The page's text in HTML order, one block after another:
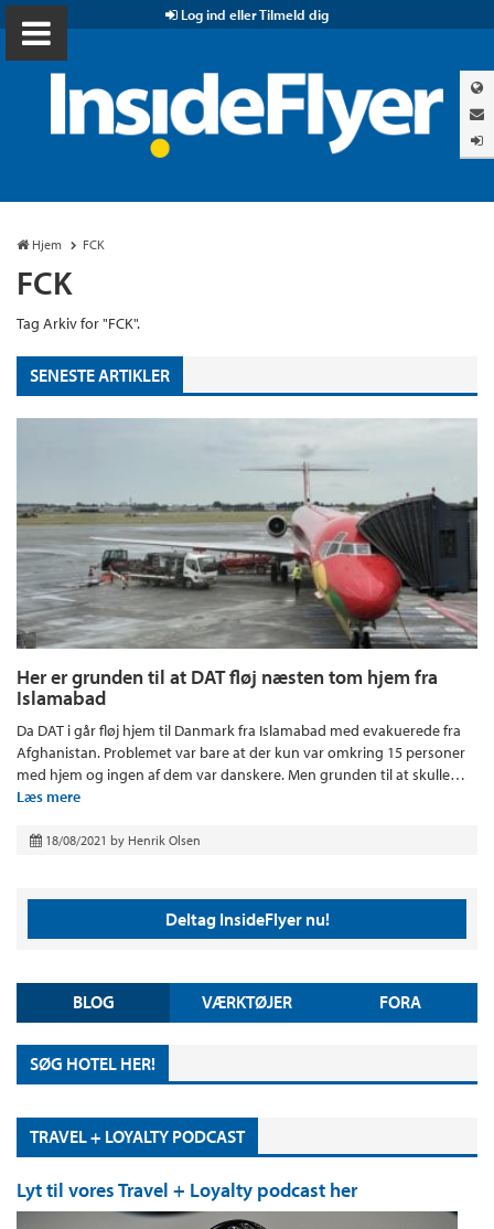
Log ind eller Tilmeld dig
Hjem FCK
FCK
Tag Arkiv for "FCK".
SENESTE ARTIKLER
Her er grunden til at DAT fløj næsten tom hjem fra
Islamabad
Da DAT i går fløj hjem til Danmark fra Islamabad med evakuerede fra
Afghanistan. Problemet var bare at der kun var omkring 15 personer
med hjem og ingen af dem var danskere. Men grunden til at skulle…
Læs mere
18/08/2021 by Henrik Olsen
Deltag InsideFlyer nu!
BLOG VÆRKTØJER FORA
SØG HOTEL HER!
TRAVEL + LOYALTY PODCAST
Lyt til vores Travel + Loyalty podcast her